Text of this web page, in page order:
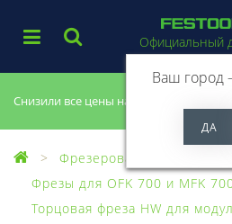
Снизили все цены на 20%, успей купить!
Официальный
Ваш город
Фрезерование
Фрезы для OFK 700 и MFK
Торцовая фреза HW для